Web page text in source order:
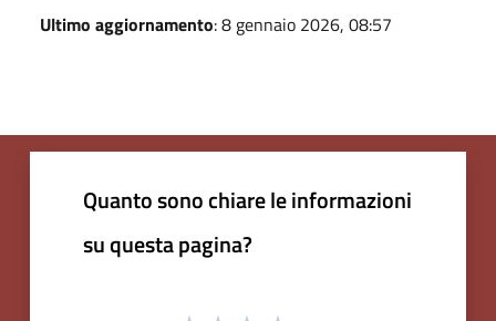
Ultimo aggiornamento: 8 gennaio 2026, 08:57
Quanto sono chiare le informazioni
su questa pagina?